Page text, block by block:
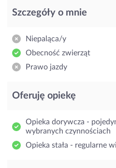
Szczegóły o mnie
Niepaląca/y
Obecność zwierząt
Prawo jazdy
Oferuję opiekę
Opieka dorywcza -
wybranych czynnościach
Opieka stała - regularne